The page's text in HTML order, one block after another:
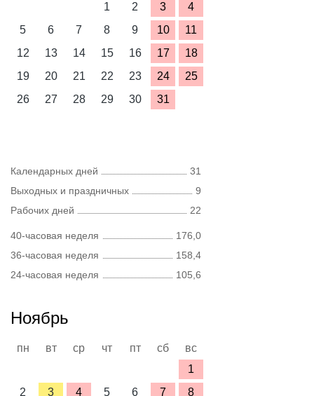
1
2 3
4
5
6 7 8 9 10
11
12
13 14 15 16 17
18
19
20 21 22 23 24
25
26
27 28 29 30 31
Календарных дней
31
Выходных и праздничных
9
Рабочих дней
22
40-часовая неделя
176,0
36-часовая неделя
158,4
24-часовая неделя
105,6
Ноябрь
пн вт ср чт пт сб
вс
1
2
3 4 5 6 7 8